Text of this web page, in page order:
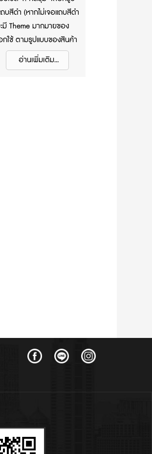
บสีดำ (หากไม่เจอแถบสีดำ
มี Theme มากมายของ
กใช้ ตามรูปแบบของสินค้า
อกตาม Theme ที่ตรงกับ
อนาคตผู้ใช้งานสามารถ
อ่านเพิ่มเติม...